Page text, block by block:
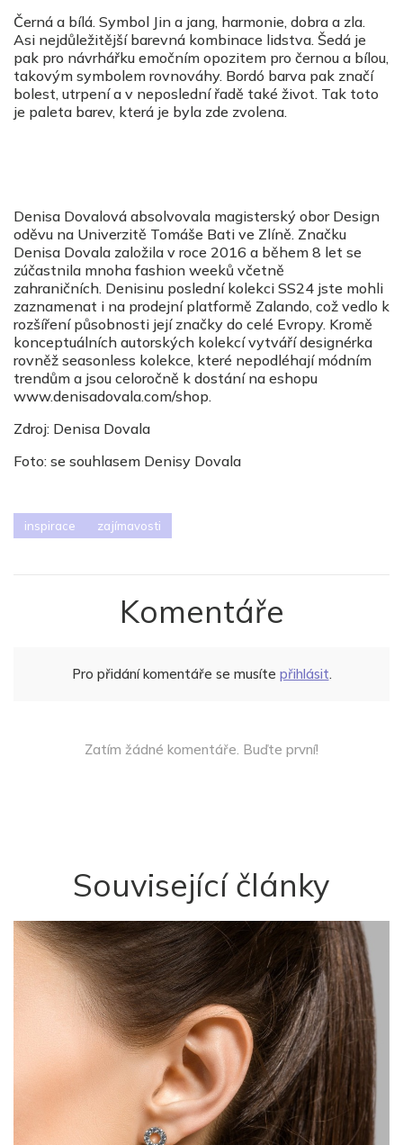
Černá a bílá. Symbol Jin a jang, harmonie, dobra a zla.
Asi nejdůležitější barevná kombinace lidstva. Šedá je
pak pro návrhářku emočním opozitem pro černou a bílou,
takovým symbolem rovnováhy. Bordó barva pak značí
bolest, utrpení a v neposlední řadě také život. Tak toto
je paleta barev, která je byla zde zvolena.
Denisa Dovalová absolvovala magisterský obor Design
oděvu na Univerzitě Tomáše Bati ve Zlíně. Značku
Denisa Dovala založila v roce 2016 a během 8 let se
zúčastnila mnoha fashion weeků včetně
zahraničních. Denisinu poslední kolekci SS24 jste mohli
zaznamenat i na prodejní platformě Zalando, což vedlo k
rozšíření působnosti její značky do celé Evropy. Kromě
konceptuálních autorských kolekcí vytvářídesignérka
rovněž seasonless kolekce, které nepodléhají módním
trendům a jsou celoročně k dostání na eshopu
www.denisadovala.com/shop.
Zdroj: Denisa Dovala
Foto: se souhlasem Denisy Dovala
inspirace zajímavosti
Komentáře
Pro přidání komentáře se musíte přihlásit.
Zatím žádné komentáře. Buďte první!
Související články